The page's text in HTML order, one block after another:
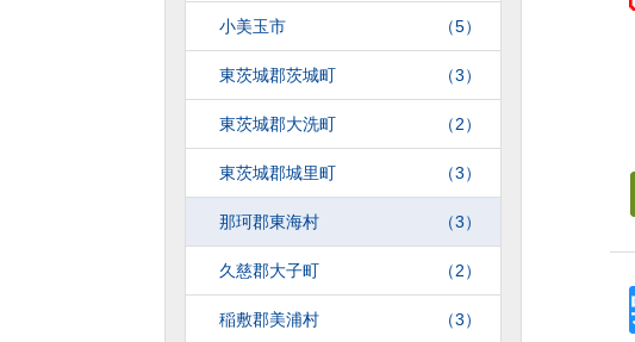
小美玉市 （5）
東茨城郡茨城町 （3）
東茨城郡大洗町 （2）
東茨城郡城里町 （3）
那珂郡東海村 （3）
久慈郡大子町 （2）
稲敷郡美浦村 （3）